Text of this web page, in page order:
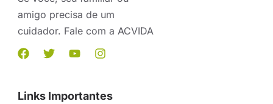
amigo precisa de um
cuidador. Fale com a ACVIDA
Links Importantes